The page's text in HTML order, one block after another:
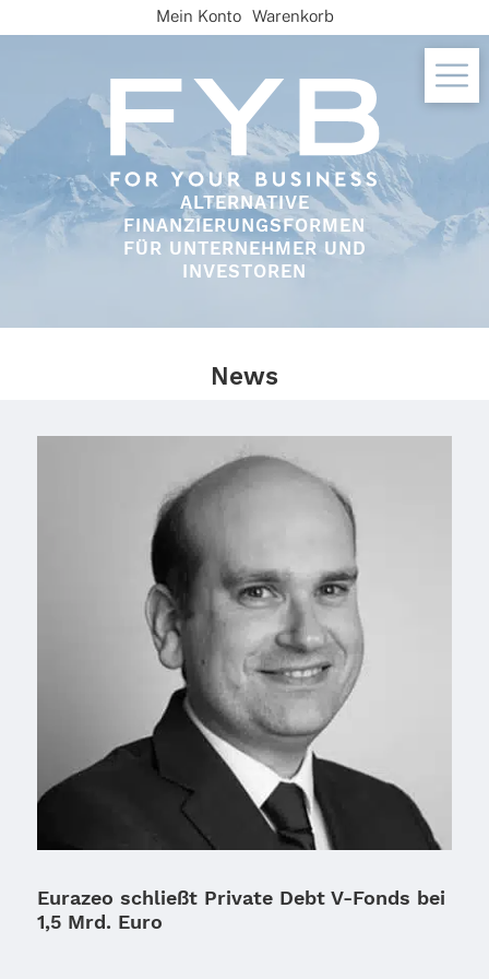
to
ALTERNATIVE
FINANZIERUNGSFORMEN
FÜR UNTERNEHMER UND
INVESTOREN
Mein Konto Warenkorb
News
Eurazeo schließt Private Debt V‑Fonds bei
1,5 Mrd. Euro